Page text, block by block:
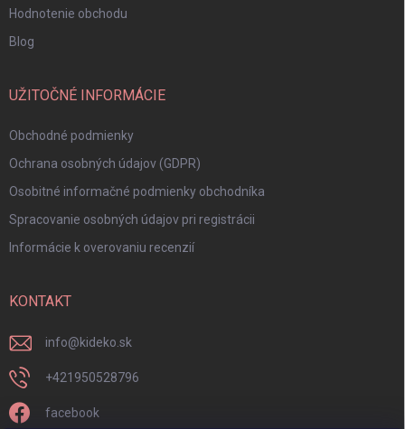
Hodnotenie obchodu
Blog
UŽITOČNÉ INFORMÁCIE
Obchodné podmienky
Ochrana osobných údajov (GDPR)
Osobitné informačné podmienky obchodníka
Spracovanie osobných údajov pri registrácii
Informácie k overovaniu recenzií
KONTAKT
info@kideko.sk
+421950528796
facebook